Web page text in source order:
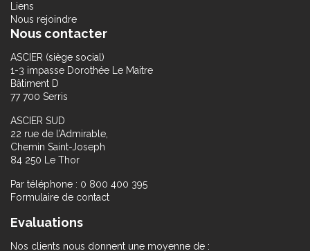
Liens
Nous rejoindre
Nous contacter
ASCIER (siège social)
1-3 impasse Dorothée Le Maitre
Bâtiment D
77 700 Serris
ASCIER SUD
22 rue de l’Admirable,
Chemin Saint-Joseph
84 250 Le Thor
Par téléphone : 0 800 400 395
Formulaire de contact
Evaluations
Nos clients nous donnent une moyenne de :